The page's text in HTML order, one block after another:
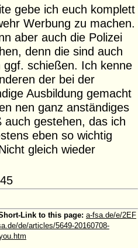
gebe ich euch komplett
Werbung zu machen.
aber auch die Polizei
denn die sind auch
schießen. Ich kenne
der bei der
Ausbildung gemacht
nen ganz anständiges
gestehen, das ich
eben so wichtig
gleich wieder
Link to this page: a-fsa.de/e/2EF
de/articles/5649-20160708-